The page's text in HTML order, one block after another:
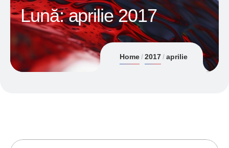
Lună:aprilie 2017
Home 2017 aprilie